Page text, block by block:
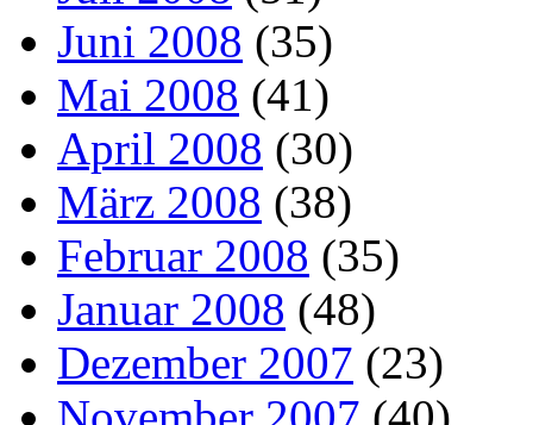
Juni 2008 (35)
Mai 2008 (41)
April 2008 (30)
März 2008 (38)
Februar 2008 (35)
Januar 2008 (48)
Dezember 2007 (23)